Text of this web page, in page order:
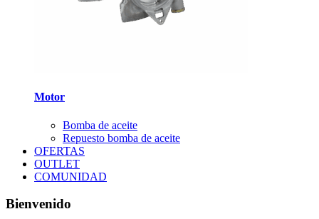
Motor
Bomba de aceite
Repuesto bomba de aceite
OFERTAS
OUTLET
COMUNIDAD
Bienvenido